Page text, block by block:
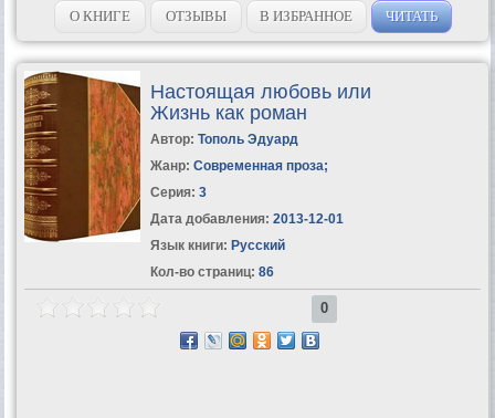
О КНИГЕ ОТЗЫВЫ В ИЗБРАННОЕ ЧИТАТЬ
Настоящая любовь или
Жизнь как роман
Автор: Тополь Эдуард
Жанр: Современная проза;
Серия: 3
Дата добавления: 2013-12-01
Язык книги: Русский
Кол-во страниц: 86
0